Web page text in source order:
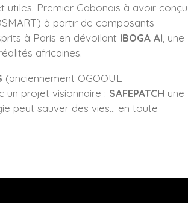
utiles. Premier Gabonais à avoir conçu
à partir de composants
à Paris en dévoilant IBOGA AI , une
africaines.
(anciennement OGOOUE
un projet visionnaire : SAFEPATCH une
peut sauver des vies… en toute